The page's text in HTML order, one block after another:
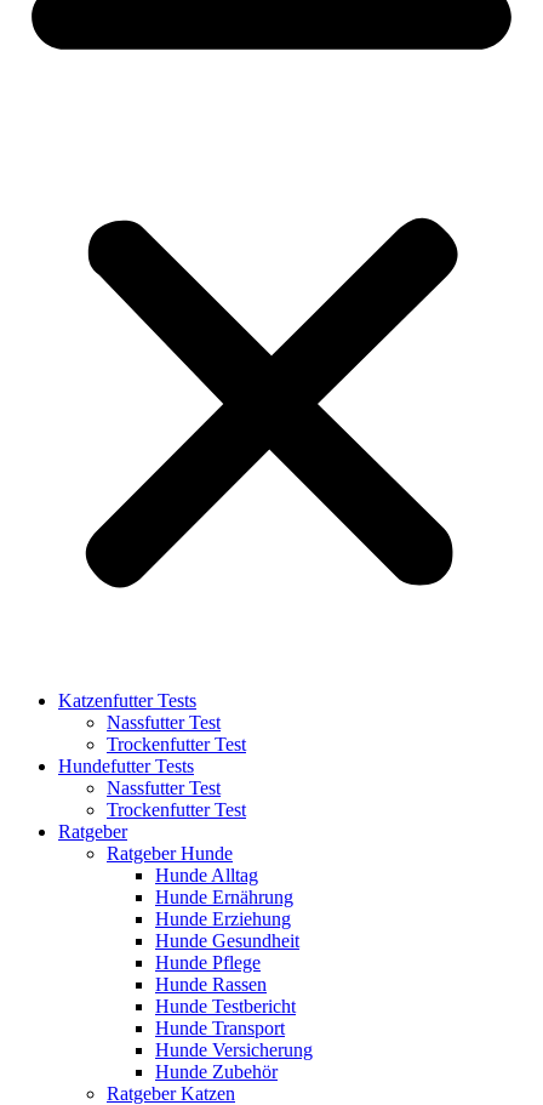
Katzenfutter Tests
Nassfutter Test
Trockenfutter Test
Hundefutter Tests
Nassfutter Test
Trockenfutter Test
Ratgeber
Ratgeber Hunde
Hunde Alltag
Hunde Ernährung
Hunde Erziehung
Hunde Gesundheit
Hunde Pflege
Hunde Rassen
Hunde Testbericht
Hunde Transport
Hunde Versicherung
Hunde Zubehör
Ratgeber Katzen